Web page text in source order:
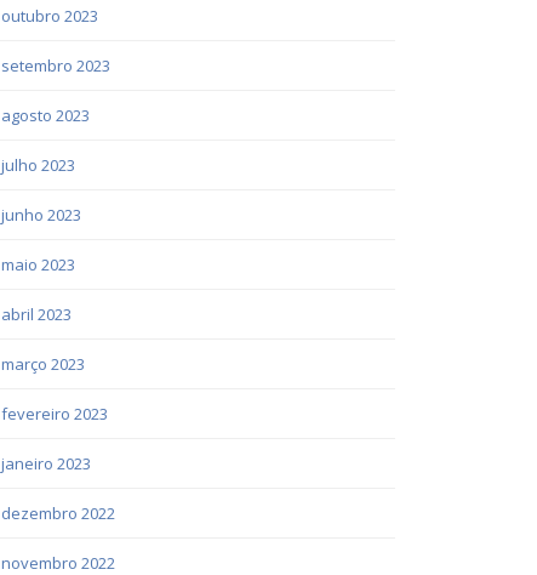
outubro 2023
setembro 2023
agosto 2023
julho 2023
junho 2023
maio 2023
abril 2023
março 2023
fevereiro 2023
janeiro 2023
dezembro 2022
novembro 2022